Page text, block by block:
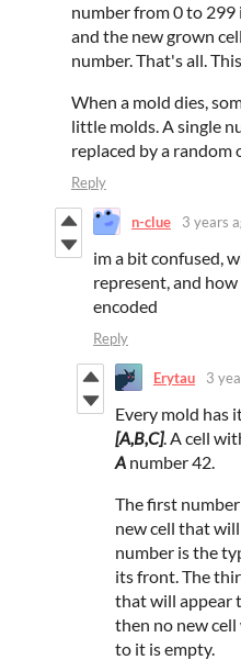
number from 0 to
and the new grown
number. That's all.
When a mold dies,
little molds. A single
replaced by a random
Reply
n-clue 3 years
im a bit confused,
represent, and
encoded
Reply
Erytau 3
Every mold has
[A,B,C]. A cell
A number 42.
The first
new cell that
number is the
its front. The
that will appear
then no new
to it is empty.